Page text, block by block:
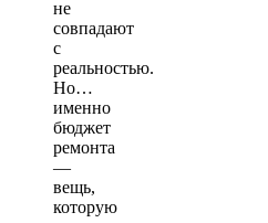
не
совпадают
с
реальностью.
Но…
именно
бюджет
ремонта
—
вещь,
которую